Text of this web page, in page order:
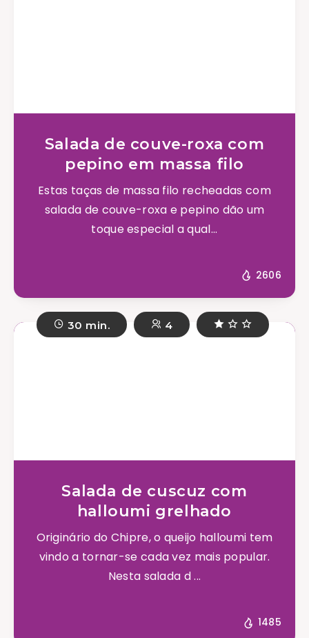
Salada de couve-roxa com
pepino em massa filo
Estas taças de massa filo recheadas com
salada de couve-roxa e pepino dão um
toque especial a qual...
2606
30 min. 4
Salada de cuscuz com
halloumi grelhado
Originário do Chipre, o queijo halloumi tem
vindo a tornar-se cada vez mais popular.
Nesta salada d ...
1485